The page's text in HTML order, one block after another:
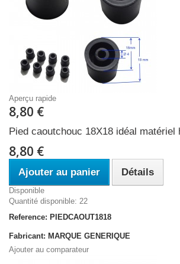
Aperçu rapide
8,80 €
Pied caoutchouc 18X18 idéal matériel
8,80 €
Ajouter au panier Détails
Disponible
Quantité disponible: 22
Reference: PIEDCAOUT1818
Fabricant: MARQUE GENERIQUE
Ajouter au comparateur